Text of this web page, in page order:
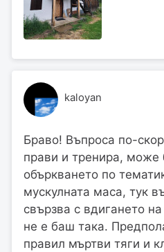
kaloyan
Браво! Въпроса по-
прави и тренира, може
объркването по
мускулната маса, тук
свързва с вдигането
не е баш така.
правил мъртви тяги и